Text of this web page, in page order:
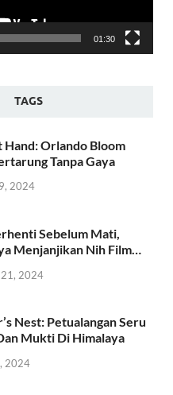
01:30
TAGS
Hand: Orlando Bloom
Tanpa Gaya
2024
Sebelum Mati,
Menjanjikan Nih Film…
2024
Nest: Petualangan Seru
Mukti Di Himalaya
2024